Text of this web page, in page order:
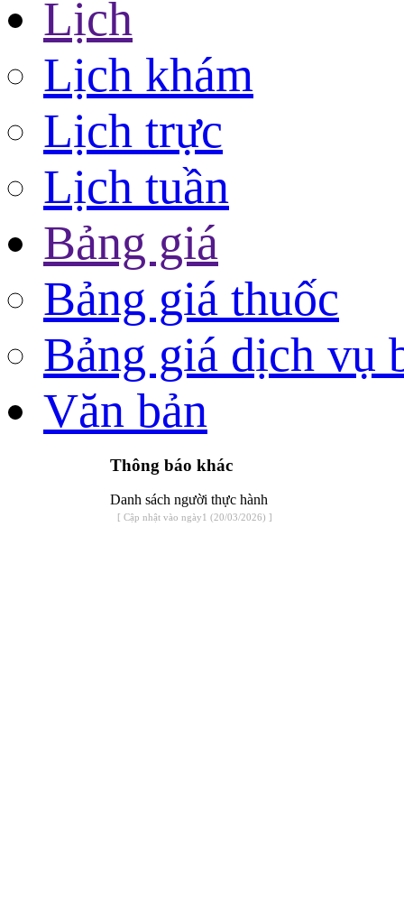
Lịch
Lịch khám
Lịch trực
Lịch tuần
Bảng giá
Bảng giá thuốc
Bảng giá dịch vụ
Văn bản
Thông báo khác
Danh sách người thực hành
[ Cập nhật vào ngày1 (20/03/2026) ]